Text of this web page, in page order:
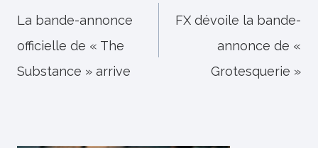
de
l’article
La bande-annonce
officielle de « The
Substance » arrive
FX dévoile la bande-
annonce de «
Grotesquerie »